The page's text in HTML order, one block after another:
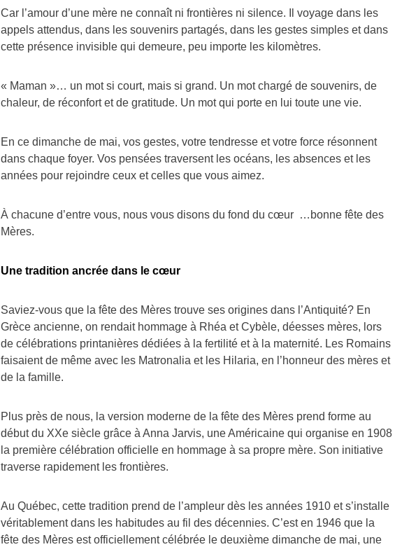
Car l’amour d’une mère ne connaît ni frontières ni silence. Il voyage dans les
appels attendus, dans les souvenirs partagés, dans les gestes simples et dans
cette présence invisible qui demeure, peu importe les kilomètres.
« Maman »… un mot si court, mais si grand. Un mot chargé de souvenirs, de
chaleur, de réconfort et de gratitude. Un mot qui porte en lui toute une vie.
En ce dimanche de mai, vos gestes, votre tendresse et votre force résonnent
dans chaque foyer. Vos pensées traversent les océans, les absences et les
années pour rejoindre ceux et celles que vous aimez.
À chacune d’entre vous, nous vous disons du fond du cœur …bonne fête des
Mères.
Une tradition ancrée dans le cœur
Saviez-vous que la fête des Mères trouve ses origines dans l’Antiquité? En
Grèce ancienne, on rendait hommage à Rhéa et Cybèle, déesses mères, lors
de célébrations printanières dédiées à la fertilité et à la maternité. Les Romains
faisaient de même avec les Matronalia et les Hilaria, en l’honneur des mères et
de la famille.
Plus près de nous, la version moderne de la fête des Mères prend forme au
début du XXe siècle grâce à Anna Jarvis, une Américaine qui organise en 1908
la première célébration officielle en hommage à sa propre mère. Son initiative
traverse rapidement les frontières.
Au Québec, cette tradition prend de l’ampleur dès les années 1910 et s’installe
véritablement dans les habitudes au fil des décennies. C’est en 1946 que la
fête des Mères est officiellement célébrée le deuxième dimanche de mai, une